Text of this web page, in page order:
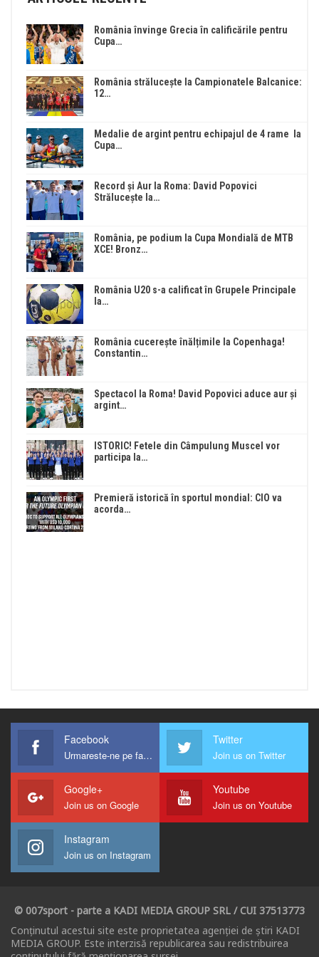
România învinge Grecia în calificările pentru
Cupa…
România strălucește la Campionatele Balcanice:
12…
Medalie de argint pentru echipajul de 4 rame la
Cupa…
Record și Aur la Roma: David Popovici
Strălucește la…
România, pe podium la Cupa Mondială de MTB
XCE! Bronz…
România U20 s-a calificat în Grupele Principale
la…
România cucerește înălțimile la Copenhaga!
Constantin…
Spectacol la Roma! David Popovici aduce aur și
argint…
ISTORIC! Fetele din Câmpulung Muscel vor
participa la…
Premieră istorică în sportul mondial: CIO va
acorda…
Facebook
Urmareste-ne pe facebook !
Twitter
Join us on Twitter
Google+
Join us on Google
Youtube
Join us on Youtube
Instagram
Join us on Instagram
© 007sport - parte a KADI MEDIA GROUP SRL / CUI 37513773
Conținutul acestui site este proprietatea agenției de știri KADI
MEDIA GROUP. Este interzisă republicarea sau redistribuirea